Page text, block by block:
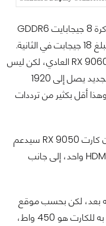
على ذكر الـ RX 9050، فيُقال إنه سيأتي بذاكرة 8 جيجابايت GDDR6
على ناقل ذاكرة بعرض 128 بت، مع سرعة تبلغ 18 جيجابت في الثانية.
وهذه المواصفات مطابقة تقريبًا لكارت الـ RX 9060 العادي، لكن ليس
من حيث الأداء، حيث يُشاع أن تردد الكارت الجديد يصل إلى 1920
2600 ميجاهرتز)، وهذا أقل بكثير من ترددات
تتضمن ورقة المواصفات المسرّبة كذلك أن كارت RX 9050 سيدعم
معيار PCIe 5.0 x16، وسيأتي بمنفذ HDMI 2.1b واحد، إلى جانب
بعد، لكن بحسب موقع
، فإن مزوّد الطاقة الموصى به للكارت هو 450 واط،